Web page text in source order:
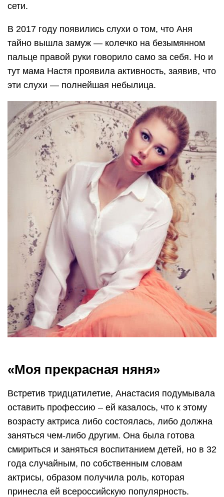
сети.
В 2017 году появились слухи о том, что Аня
тайно вышла замуж — колечко на безымянном
пальце правой руки говорило само за себя. Но и
тут мама Настя проявила активность, заявив, что
эти слухи — полнейшая небылица.
«Моя прекрасная няня»
Встретив тридцатилетие, Анастасия подумывала
оставить профессию – ей казалось, что к этому
возрасту актриса либо состоялась, либо должна
заняться чем-либо другим. Она была готова
смириться и заняться воспитанием детей, но в 32
года случайным, по собственным словам
актрисы, образом получила роль, которая
принесла ей всероссийскую популярность.